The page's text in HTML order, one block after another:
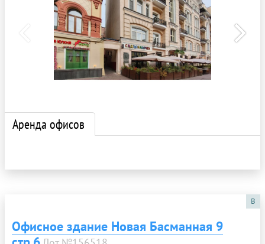
Аренда офисов
B
Офисное здание Новая Басманная 9